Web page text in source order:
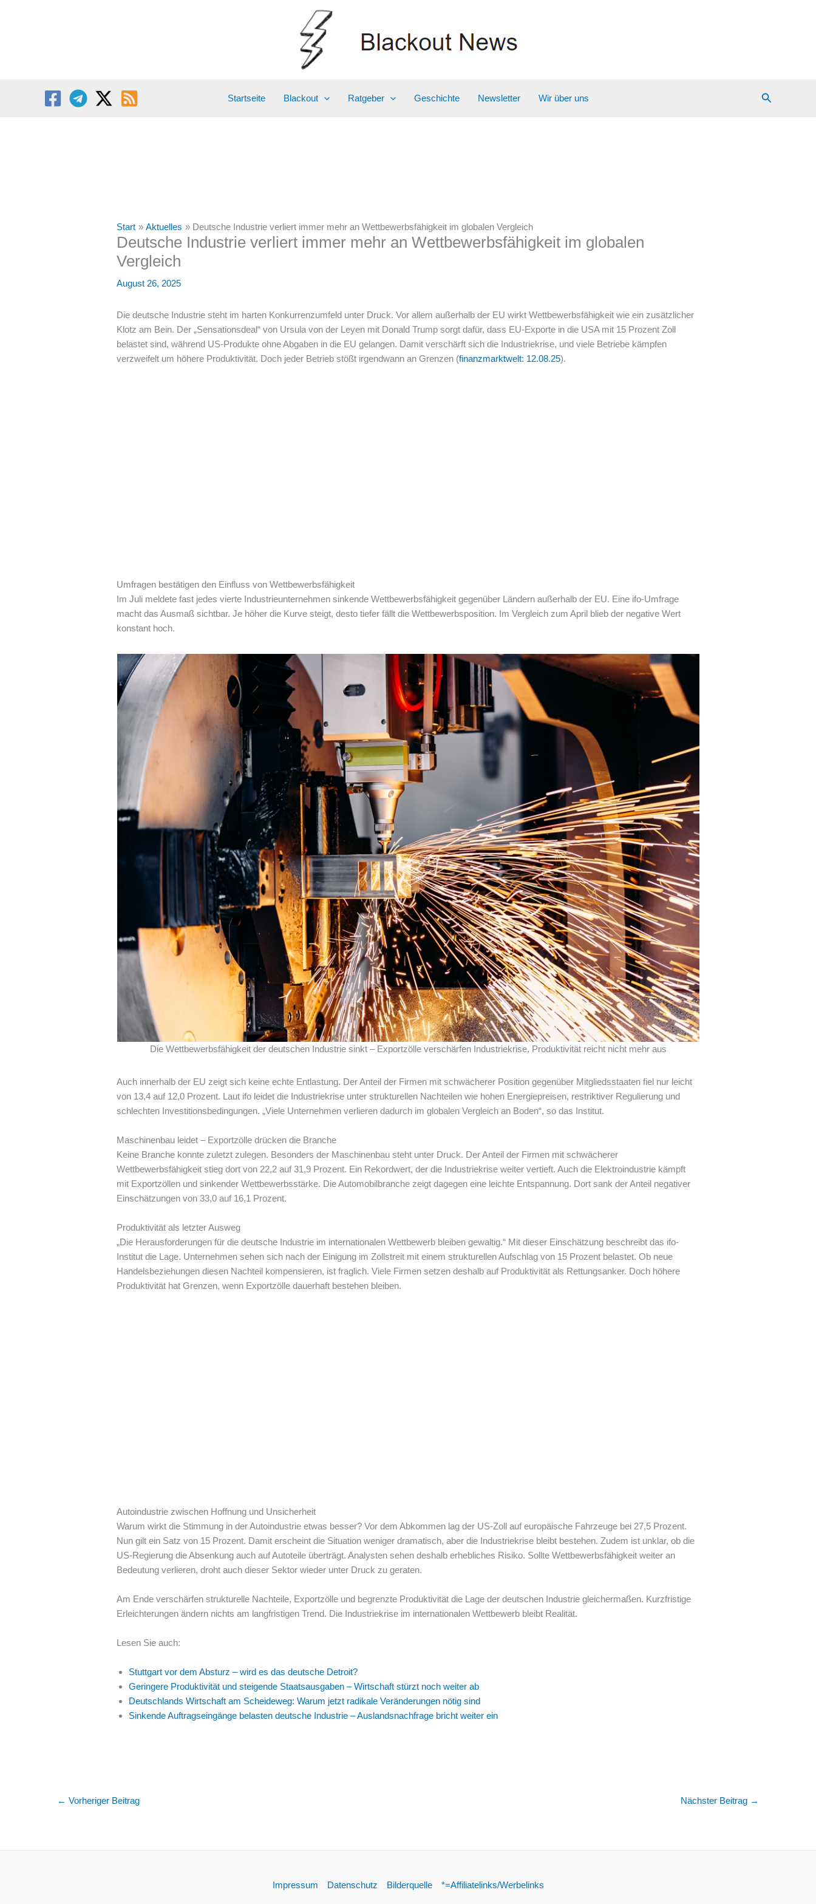
Startseite Blackout Ratgeber Geschichte Newsletter Wir über uns Suchen
Start Aktuelles Deutsche Industrie verliert immer mehr an Wettbewerbsfähigkeit im globalen Vergleich
Deutsche Industrie verliert immer mehr an Wettbewerbsfähigkeit im globalen
Vergleich
August 26, 2025
Die deutsche Industrie steht im harten Konkurrenzumfeld unter Druck. Vor allem außerhalb der EU wirkt Wettbewerbsfähigkeit wie ein zusätzlicher
Klotz am Bein. Der „Sensationsdeal“ von Ursula von der Leyen mit Donald Trump sorgt dafür, dass EU-Exporte in die USA mit 15 Prozent Zoll
belastet sind, während US-Produkte ohne Abgaben in die EU gelangen. Damit verschärft sich die Industriekrise, und viele Betriebe kämpfen
verzweifelt um höhere Produktivität. Doch jeder Betrieb stößt irgendwann an Grenzen (finanzmarktwelt: 12.08.25).
Umfragen bestätigen den Einfluss von Wettbewerbsfähigkeit
Im Juli meldete fast jedes vierte Industrieunternehmen sinkende Wettbewerbsfähigkeit gegenüber Ländern außerhalb der EU. Eine ifo-Umfrage
macht das Ausmaß sichtbar. Je höher die Kurve steigt, desto tiefer fällt die Wettbewerbsposition. Im Vergleich zum April blieb der negative Wert
konstant hoch.
Die Wettbewerbsfähigkeit der deutschen Industrie sinkt – Exportzölle verschärfen Industriekrise, Produktivität reicht nicht mehr aus
Auch innerhalb der EU zeigt sich keine echte Entlastung. Der Anteil der Firmen mit schwächerer Position gegenüber Mitgliedsstaaten fiel nur leicht
von 13,4 auf 12,0 Prozent. Laut ifo leidet die Industriekrise unter strukturellen Nachteilen wie hohen Energiepreisen, restriktiver Regulierung und
schlechten Investitionsbedingungen. „Viele Unternehmen verlieren dadurch im globalen Vergleich an Boden“, so das Institut.
Maschinenbau leidet – Exportzölle drücken die Branche
Keine Branche konnte zuletzt zulegen. Besonders der Maschinenbau steht unter Druck. Der Anteil der Firmen mit schwächerer
Wettbewerbsfähigkeit stieg dort von 22,2 auf 31,9 Prozent. Ein Rekordwert, der die Industriekrise weiter vertieft. Auch die Elektroindustrie kämpft
mit Exportzöllen und sinkender Wettbewerbsstärke. Die Automobilbranche zeigt dagegen eine leichte Entspannung. Dort sank der Anteil negativer
Einschätzungen von 33,0 auf 16,1 Prozent.
Produktivität als letzter Ausweg
„Die Herausforderungen für die deutsche Industrie im internationalen Wettbewerb bleiben gewaltig.“ Mit dieser Einschätzung beschreibt das ifo-
Institut die Lage. Unternehmen sehen sich nach der Einigung im Zollstreit mit einem strukturellen Aufschlag von 15 Prozent belastet. Ob neue
Handelsbeziehungen diesen Nachteil kompensieren, ist fraglich. Viele Firmen setzen deshalb auf Produktivität als Rettungsanker. Doch höhere
Produktivität hat Grenzen, wenn Exportzölle dauerhaft bestehen bleiben.
Autoindustrie zwischen Hoffnung und Unsicherheit
Warum wirkt die Stimmung in der Autoindustrie etwas besser? Vor dem Abkommen lag der US-Zoll auf europäische Fahrzeuge bei 27,5 Prozent.
Nun gilt ein Satz von 15 Prozent. Damit erscheint die Situation weniger dramatisch, aber die Industriekrise bleibt bestehen. Zudem ist unklar, ob die
US-Regierung die Absenkung auch auf Autoteile überträgt. Analysten sehen deshalb erhebliches Risiko. Sollte Wettbewerbsfähigkeit weiter an
Bedeutung verlieren, droht auch dieser Sektor wieder unter Druck zu geraten.
Am Ende verschärfen strukturelle Nachteile, Exportzölle und begrenzte Produktivität die Lage der deutschen Industrie gleichermaßen. Kurzfristige
Erleichterungen ändern nichts am langfristigen Trend. Die Industriekrise im internationalen Wettbewerb bleibt Realität.
Lesen Sie auch:
Stuttgart vor dem Absturz – wird es das deutsche Detroit?
Geringere Produktivität und steigende Staatsausgaben – Wirtschaft stürzt noch weiter ab
Deutschlands Wirtschaft am Scheideweg: Warum jetzt radikale Veränderungen nötig sind
Sinkende Auftragseingänge belasten deutsche Industrie – Auslandsnachfrage bricht weiter ein
← Vorheriger Beitrag Nächster Beitrag →
Impressum Datenschutz Bilderquelle *=Affiliatelinks/Werbelinks